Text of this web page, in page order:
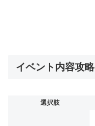
イベント内容攻略
選択肢